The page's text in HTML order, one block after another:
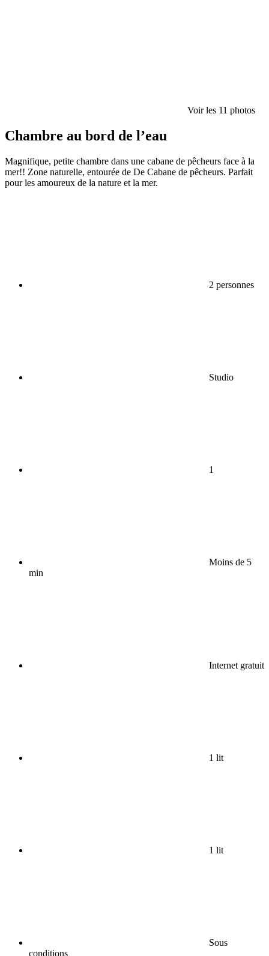
Voir les 11 photos
Chambre au bord de l’eau
Magnifique, petite chambre dans une cabane de pêcheurs face à la
mer!! Zone naturelle, entourée de De Cabane de pêcheurs. Parfait
pour les amoureux de la nature et la mer.
2 personnes
Studio
1
Moins de 5
min
Internet gratuit
1 lit
1 lit
Sous
conditions